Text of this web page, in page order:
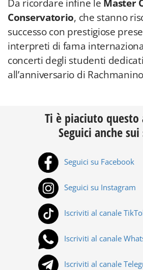
Da ricordare infine le Master
Conservatorio, che stanno
successo con prestigiose
interpreti di fama
concerti degli studenti
all’anniversario di
Ti è piaciuto
Seguici anche
Seguici su Facebook
Seguici su Instagram
Iscriviti al canale
Iscriviti al canale
Iscriviti al canale